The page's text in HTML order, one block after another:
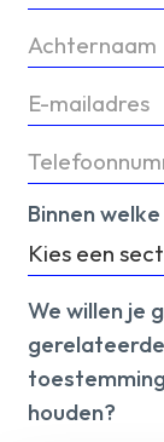
Binnen
We willen je
houden?